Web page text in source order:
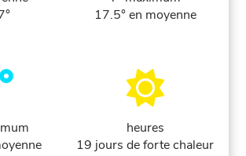
17.5° en moyenne
heures
19 jours de forte chaleur